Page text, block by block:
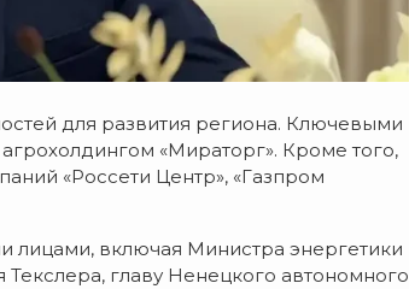
для развития региона. Ключевыми
«Мираторг». Кроме того,
«Россети Центр», «Газпром
лицами, включая Министра энергетики
главу Ненецкого автономного